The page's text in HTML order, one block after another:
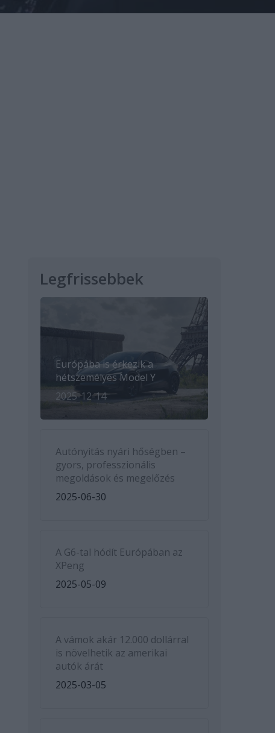
Legfrissebbek
Európába is érkezik a
hétszemélyes Model Y
2025-12-14
Autónyitás nyári hőségben –
gyors, professzionális
megoldások és megelőzés
2025-06-30
A G6-tal hódít Európában az
XPeng
2025-05-09
A vámok akár 12.000 dollárral
is növelhetik az amerikai
autók árát
2025-03-05